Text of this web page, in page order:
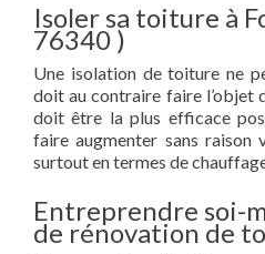
Isoler sa toiture à
76340 )
Une isolation de toiture ne
doit au contraire faire
doit être la plus efficace
faire augmenter sans raison
surtout en termes de
Entreprendre soi-
de rénovation de